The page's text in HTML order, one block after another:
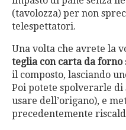
(tavolozza) per non
telespettatori.
Una volta che avrete la
teglia con carta da forno
il composto, lasciando
Poi potete spolverarle di
usare dell’origano), e
precedentemente